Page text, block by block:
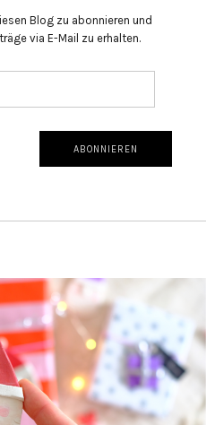
Blog zu abonnieren und
via E-Mail zu erhalten.